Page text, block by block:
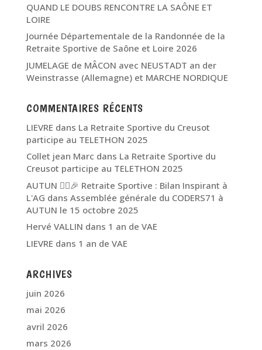
QUAND LE DOUBS RENCONTRE LA SAÔNE ET
LOIRE
Journée Départementale de la Randonnée de la
Retraite Sportive de Saône et Loire 2026
JUMELAGE de MÂCON avec NEUSTADT an der
Weinstrasse (Allemagne) et MARCHE NORDIQUE
COMMENTAIRES RÉCENTS
LIEVRE dans La Retraite Sportive du Creusot
participe au TELETHON 2025
Collet jean Marc dans La Retraite Sportive du
Creusot participe au TELETHON 2025
AUTUN 🏃‍♂️🎉 Retraite Sportive : Bilan Inspirant à
L'AG dans Assemblée générale du CODERS71 à
AUTUN le 15 octobre 2025
Hervé VALLIN dans 1 an de VAE
LIEVRE dans 1 an de VAE
ARCHIVES
juin 2026
mai 2026
avril 2026
mars 2026